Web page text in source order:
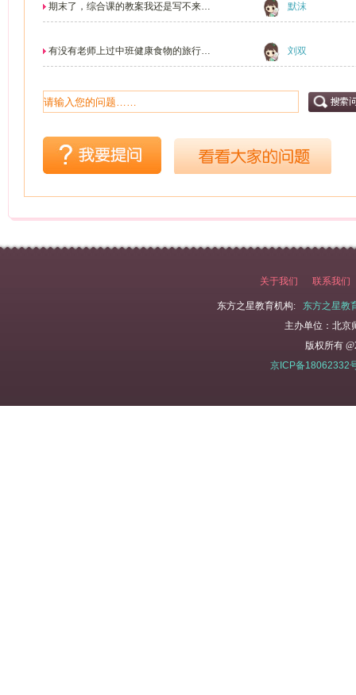
期末了，综合课的教案我还是写不来， 默沫
有没有老师上过中班健康食物的旅行的 刘双
关于我们 联系我们
东方之星教育机构:
东方之星教
主办单位：北京
版权所有
京ICP备18062332